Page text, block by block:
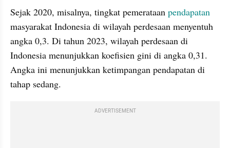
Sejak 2020, misalnya, tingkat pemerataan
masyarakat Indonesia di wilayah perdesaan menyentuh
angka 0,3. Di tahun 2023, wilayah perdesaan di
Indonesia menunjukkan koefisien gini di angka 0,31.
Angka ini menunjukkan ketimpangan pendapatan di
tahap sedang.
ADVERTISEMENT